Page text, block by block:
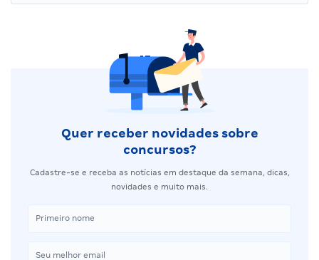
Quer receber novidades sobre
concursos?
Cadastre-se e receba as notícias em destaque da semana, dicas,
novidades e muito mais.